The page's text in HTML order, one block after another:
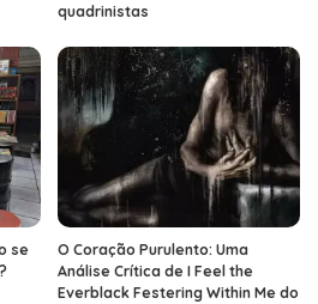
quadrinistas
se
O Coração Purulento: Uma
Análise Crítica de I Feel the
Everblack Festering Within Me do